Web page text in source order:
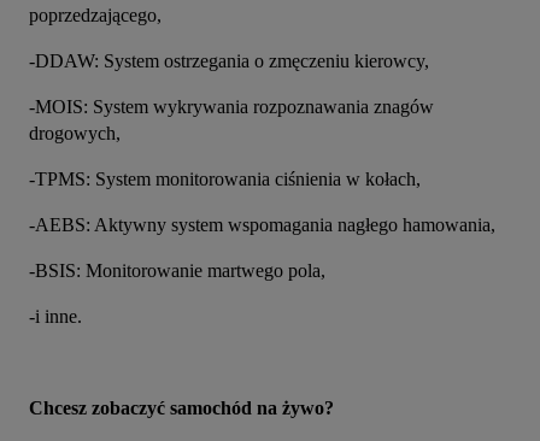
poprzedzającego,
-DDAW: System ostrzegania o zmęczeniu kierowcy,
-MOIS: System wykrywania rozpoznawania znagów
drogowych,
-TPMS: System monitorowania ciśnienia w kołach,
-AEBS: Aktywny system wspomagania nagłego hamowania,
-BSIS: Monitorowanie martwego pola,
-i inne.
Chcesz zobaczyć samochód na żywo?